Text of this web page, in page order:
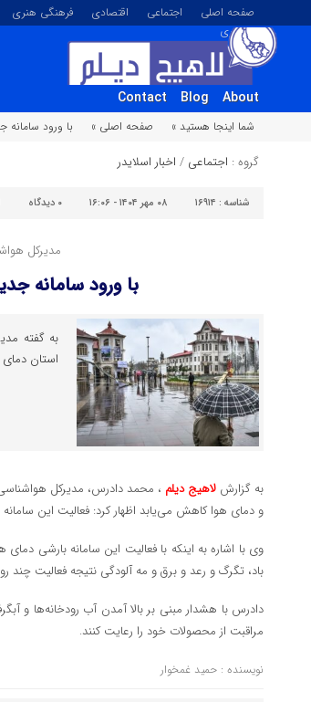
صفحه اصلی اجتماعی اقتصادی فرهنگی هنری
تصویری
About
Blog
Contact
شما اینجا هستید »
صفحه اصلی » با ورود سامانه
گروه : اجتماعی / اخبار اسلایدر
شناسه : ۱۶۹۱۴ ۰۸ مهر ۱۴۰۴ - ۱۶:۰۶ ۰ دیدگاه
مدیرکل
با ورود سامانه
به گفته
استان دمای هوا ۳ تا ۶ درجه
به گزارشلاهیج دیلم ، محمد دادرس، مدیرکل هواشناسی
و دمای هوا کاهش می‌یابد اظهار کرد: فعالیت این
باد، تگرگ و رعد و برق و مه آلودگی نتیجه فعالیت چند
دادرس با هشدار مبنی بر بالا آمدن آب رودخانه‌ها و
مراقبت از محصولات خود را رعایت کنند.
نویسنده : حمید غمخوار